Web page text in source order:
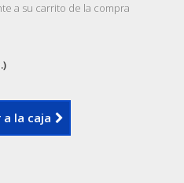
a su carrito de la compra
a la caja